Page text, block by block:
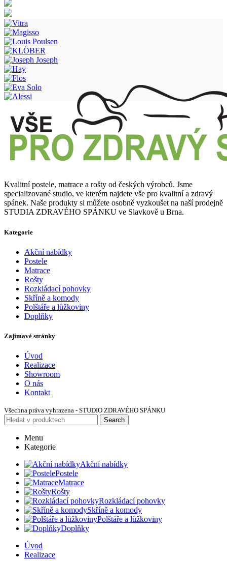
Kvalitní postele, matrace a rošty od českých výrobců. Jsme
specializované studio, ve kterém najdete vše pro kvalitní a zdravý
spánek. Naše produkty si můžete osobně vyzkoušet na naší prodejně
STUDIA ZDRAVÉHO SPÁNKU ve Slavkově u Brna.
Kategorie
Akční nabídky
Postele
Matrace
Rošty
Rozkládací pohovky
Skříně a komody
Polštáře a lůžkoviny
Doplňky
Zajímavé stránky
Úvod
Realizace
Showroom
O nás
Kontakt
Všechna práva vyhrazena - STUDIO ZDRAVÉHO SPÁNKU
Search
Menu
Kategorie
Akční nabídky
Postele
Matrace
Rošty
Rozkládací pohovky
Skříně a komody
Polštáře a lůžkoviny
Doplňky
Úvod
Realizace